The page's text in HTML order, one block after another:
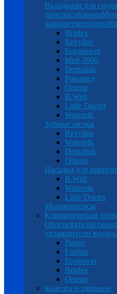
Вкладыши для груди
приспособления
чашиантисептики
Bradex
Revyline
Ergopower
Med-2000
Dentalpik
Рокимед
Omron
B.Well
Little Doctor
Waterpik
Зубные щетки
Revyline
Waterpik
Dentalpik
Omron
Насадки для
B.Well
Waterpik
Little Doctor
Молокоотсосы
Климатическая
Обогреватели
увлажнители
Pango
Fanline
Eropower
Bradex
Omron
Красота и здоровье